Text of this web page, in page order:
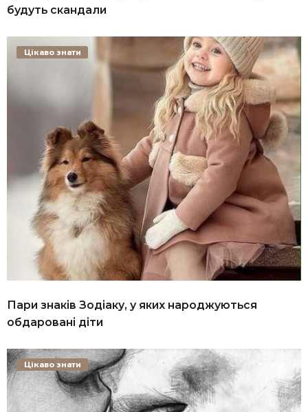
будуть скандали
Пари знаків Зодіаку, у яких народжуються
обдаровані діти
Цікаво знати
Цікаво знати